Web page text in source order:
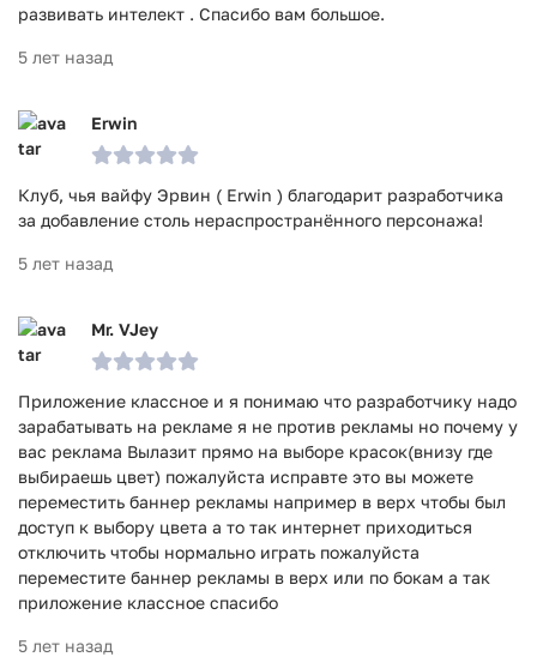
развивать интелект . Спасибо вам большое.
5 лет назад
Erwin
Клуб, чья вайфу Эрвин ( Erwin ) благодарит разработчика
за добавление столь нераспространённого персонажа!
5 лет назад
Mr. VJey
Приложение классное и я понимаю что разработчику надо
зарабатывать на рекламе я не против рекламы но почему у
вас реклама Вылазит прямо на выборе красок(внизу где
выбираешь цвет) пожалуйста исправте это вы можете
переместить баннер рекламы например в верх чтобы был
доступ к выбору цвета а то так интернет приходиться
отключить чтобы нормально играть пожалуйста
переместите баннер рекламы в верх или по бокам а так
приложение классное спасибо
5 лет назад